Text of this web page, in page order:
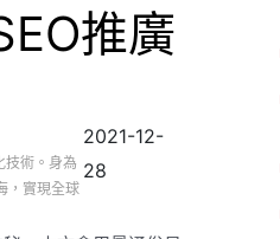
推廣
技術。身為
，實現全球
2021-12-
28